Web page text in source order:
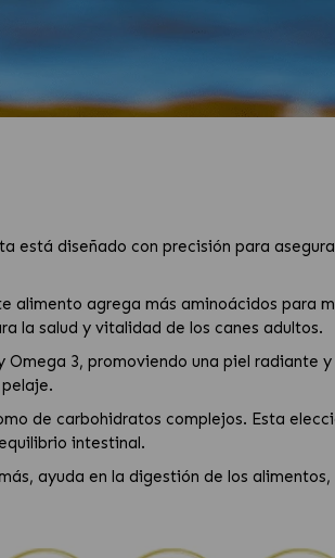
está diseñado con precisión para
alimento agrega más aminoácidos para
la salud y vitalidad de los canes adultos.
3, promoviendo una piel radiante y
de carbohidratos complejos. Esta
intestinal.
ayuda en la digestión de los alimentos,